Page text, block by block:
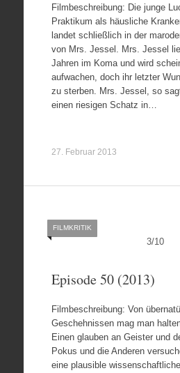
Filmbeschreibung: Die junge
Praktikum als häusliche
landet schließlich in der
von Mrs. Jessel. Mrs. Jessel
Jahren im Koma und wird
aufwachen, doch ihr letzter
zu sterben. Mrs. Jessel, so
einen riesigen Schatz in…
27. Februar 2013
3/10
FILMKRITIK
Episode 50 (2013)
Filmbeschreibung: Von
Geschehnissen mag man
Einen glauben an Geister und
Pokus und die Anderen
eine plausible